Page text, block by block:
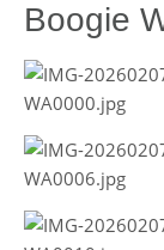
Boogie